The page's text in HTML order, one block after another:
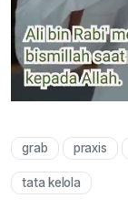
grab praxis
tata kelola